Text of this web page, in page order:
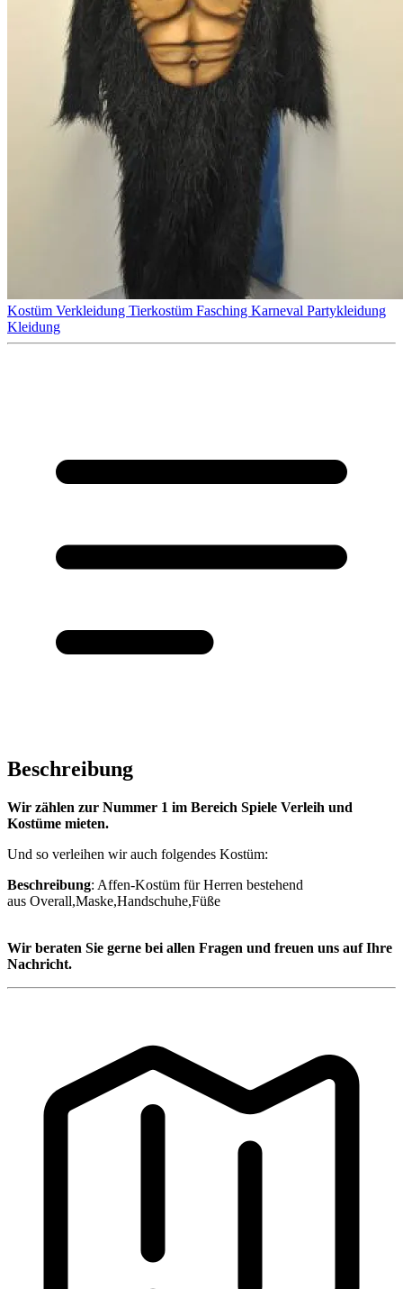
Kostüm Verkleidung Tierkostüm Fasching Karneval Partykleidung
Kleidung
Beschreibung
Wir zählen zur Nummer 1 im Bereich Spiele Verleih und
Kostüme mieten.
Und so verleihen wir auch folgendes Kostüm:
Beschreibung: Affen-Kostüm für Herren bestehend
aus Overall,Maske,Handschuhe,Füße
Wir beraten Sie gerne bei allen Fragen und freuen uns auf Ihre
Nachricht.